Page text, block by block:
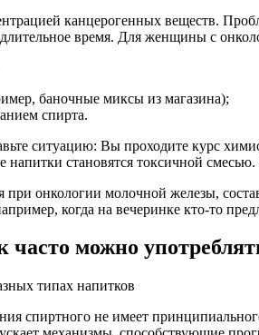
канцерогенных веществ.
время. Для женщины с
баночные миксы из магазина);
спирта.
ситуацию: Вы проходите курс
становятся токсичной
при онкологии молочной железы,
когда на вечеринке кто-то
можно
спиртного не имеет